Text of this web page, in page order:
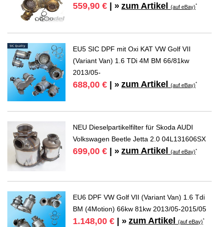
559,90 € | » zum Artikel(auf eBay)*
EU5 SIC DPF mit Oxi KAT VW Golf VII
(Variant Van) 1.6 TDi 4M BM 66/81kw
2013/05-
688,00 € | » zum Artikel(auf eBay)*
NEU Dieselpartikelfilter für Skoda AUDI
Volkswagen Beetle Jetta 2.0 04L131606SX
699,00 € | » zum Artikel(auf eBay)*
EU6 DPF VW Golf VII (Variant Van) 1.6 Tdi
BM (4Motion) 66kw 81kw 2013/05-2015/05
1.148,00 € | » zum Artikel(auf eBay)*